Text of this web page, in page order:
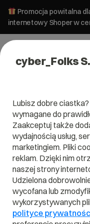
Promocja powitalna
internetowy Shoper w
#kategorie
cyber_Folks
Lubisz dobre
wymagane do
Zaakceptuj także
wydajnością usług,
marketingiem. Pliki
reklam. Dzięki nim
naszej strony
Udzielona
wycofana lub
wykorzystywanych
polityce